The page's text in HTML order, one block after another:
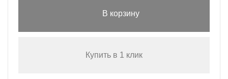
В корзину
Купить в 1 клик